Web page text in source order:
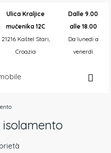
Ulica Kraljice
mučenika 12C
21216 Kaštel Stari,
Croazia
Dalle 9.00
alle 18.00
Da lunedì a
venerdì